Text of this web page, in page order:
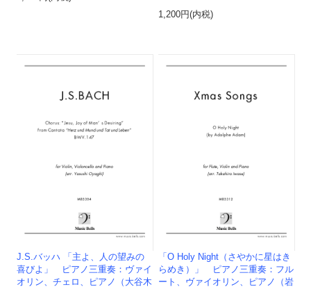
1,200円(内税)
J.S.バッハ 「主よ、人の望みの
喜びよ」 ピアノ三重奏：ヴァイ
オリン、チェロ、ピアノ（大谷木
「O Holy Night（さやかに星はき
らめき）」 ピアノ三重奏：フル
ート、ヴァイオリン、ピアノ（岩